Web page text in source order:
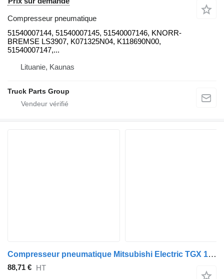
Compresseur pneumatique
51540007144, 51540007145, 51540007146, KNORR-
BREMSE LS3907, K071325N04, K118690N00,
51540007147,...
Lituanie, Kaunas
Truck Parts Group
Compresseur pneumatique Mitsubishi Electric TGX 18.480 (01.07-) K118684 pour tracteur routier MAN TGL, TGM, TGS, TGX (2005-2021)
88,71 € HT